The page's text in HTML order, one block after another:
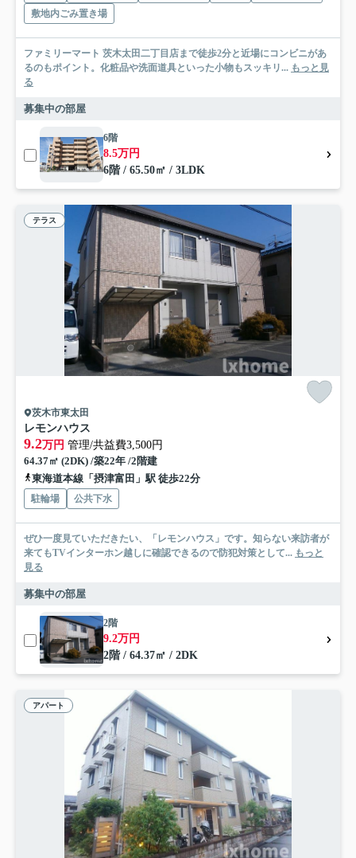
敷地内ごみ置き場
ファミリーマート 茨木太田二丁目店まで徒歩2分と近場にコンビニがあ
るのもポイント。化粧品や洗面道具といった小物もスッキリ... もっと見
る
募集中の部屋
6階
8.5万円
6階 / 65.50㎡ / 3LDK
テラス
茨木市東太田
レモンハウス
9.2万円 管理/共益費3,500円
64.37㎡ (2DK) /築22年 /2階建
東海道本線「摂津富田」駅 徒歩22分
駐輪場 公共下水
ぜひ一度見ていただきたい、「レモンハウス」です。知らない来訪者が
来てもTVインターホン越しに確認できるので防犯対策として... もっと
見る
募集中の部屋
2階
9.2万円
2階 / 64.37㎡ / 2DK
アパート